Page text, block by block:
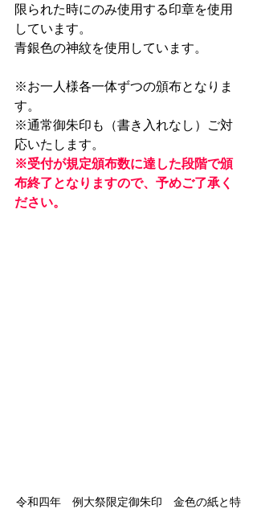
限られた時にのみ使用する印章を使用
しています。
⁠青銀色の神紋を使用しています⁠。
⁠※お一人様各一体ずつの頒布となりま
す。⁠
※通常御朱印も（書き入れなし）ご対
応いたします。
※受付が規定頒布数に達した段階で頒
布終了となりますので、予めご了承く
ださい。
令和四年　例大祭限定御朱印　金色の紙と特